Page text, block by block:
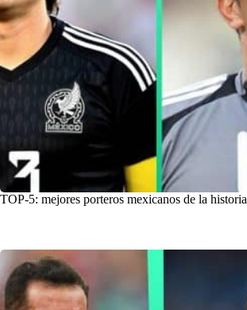
TOP-5: mejores porteros mexicanos de la historia